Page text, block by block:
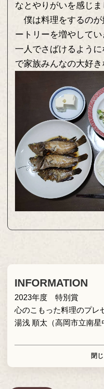
なとやりがいを感じま
僕は料理をするのが
ートリーを増やして
一人でさばけるよう
で家族みんなの大好き
INFORMATION
2023年度 特別賞
心のこもった料理のプレ
湯浅 順太（高岡市立南星
閉